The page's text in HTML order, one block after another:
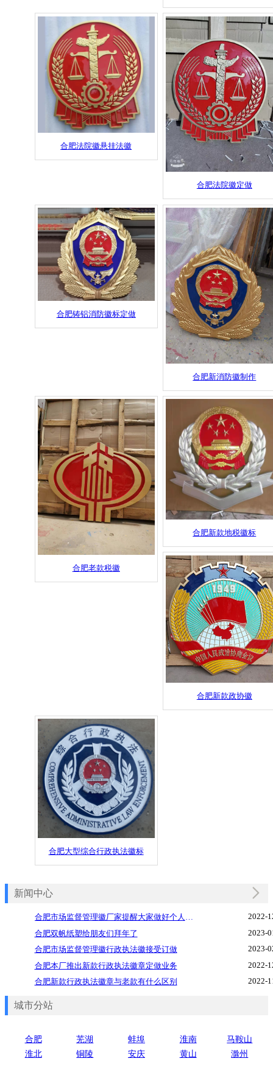
合肥法院徽悬挂法徽
合肥法院徽定做
合肥铸铝消防徽标定做
合肥新消防徽制作
合肥老款税徽
合肥新款地税徽标
合肥新款政协徽
合肥大型综合行政执法徽标
新闻中心
合肥市场监督管理徽厂家提醒大家做好个人防护
2022-
合肥双帆纸塑给朋友们拜年了
2023-
合肥市场监督管理徽行政执法徽接受订做
2023-
合肥本厂推出新款行政执法徽章定做业务
2022-
合肥新款行政执法徽章与老款有什么区别
2022-
城市分站
合肥 芜湖 蚌埠 淮南
马鞍山
淮北
铜陵 安庆 黄山 滁州